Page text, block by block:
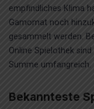
empfindliches Klima
Gamomat noch
gesammelt werden.
Online Spielothek
Summe umfangreich.
Bekannteste